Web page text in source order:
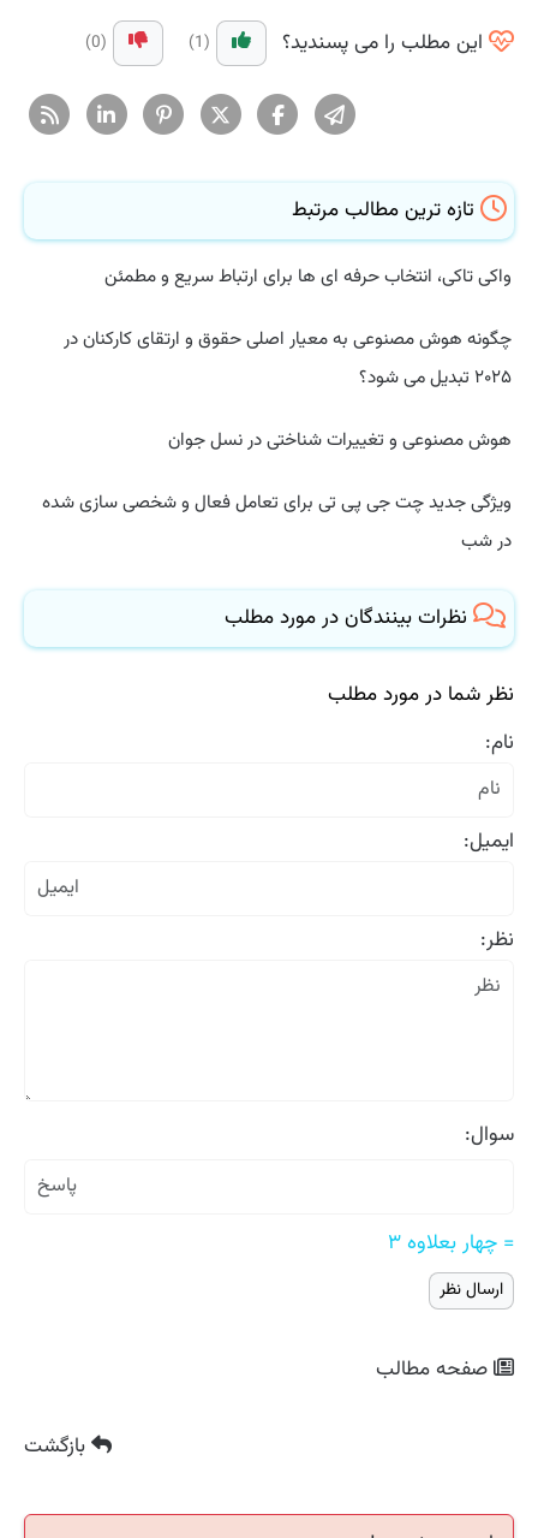
این مطلب را می پسندید؟ (1)
(0)
تازه ترین مطالب مرتبط
واکی تاکی، انتخاب حرفه ای ها برای ارتباط سریع و مطمئن
چگونه هوش مصنوعی به معیار اصلی حقوق و ارتقای کارکنان در
۲۰۲۵ تبدیل می شود؟
هوش مصنوعی و تغییرات شناختی در نسل جوان
ویژگی جدید چت جی پی تی برای تعامل فعال و شخصی سازی شده
در شب
نظرات بینندگان در مورد مطلب
نظر شما در مورد مطلب
نام:
ایمیل:
نظر:
سوال:
= چهار بعلاوه ۳
صفحه مطالب
بازگشت